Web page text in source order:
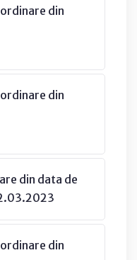
din
din
din data de
din